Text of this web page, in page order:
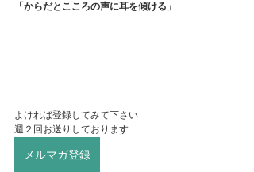
「からだとこころの声に耳を傾ける」
よければ登録してみて下さい
週２回お送りしております
メルマガ登録